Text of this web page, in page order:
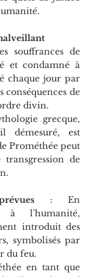
souffrances de
et condamné à
chaque jour par
de
divin.
grecque,
démesuré, est
Prométhée peut
de
: En
l'humanité,
introduit des
symbolisés par
du feu.
en tant que